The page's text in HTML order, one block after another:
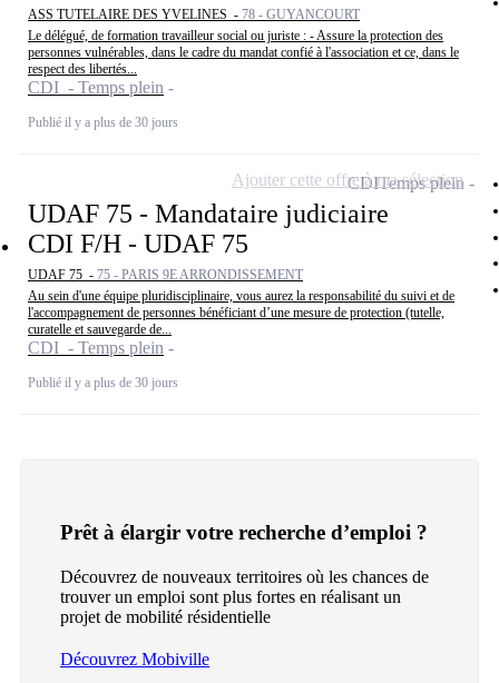
ASS TUTELAIRE DES YVELINES - 78 - GUYANCOURT
Le délégué, de formation travailleur social ou juriste : - Assure la protection des
personnes vulnérables, dans le cadre du mandat confié à l'association et ce, dans le
respect des libertés...
CDI - Temps plein
Publié il y a plus de 30 jours
UDAF 75 - Mandataire judiciaire
CDI F/H - UDAF 75
UDAF 75 - 75 - PARIS 9E ARRONDISSEMENT
Au sein d'une équipe pluridisciplinaire, vous aurez la responsabilité du suivi et de
l'accompagnement de personnes bénéficiant d’une mesure de protection (tutelle,
curatelle et sauvegarde de...
CDI - Temps plein
Publié il y a plus de 30 jours
CDITemps plein
Ajouter cette offre à ma sélection
Prêt à élargir votre recherche d’emploi ?
Découvrez de nouveaux territoires où les chances de
trouver un emploi sont plus fortes en réalisant un
projet de mobilité résidentielle
Découvrez Mobiville